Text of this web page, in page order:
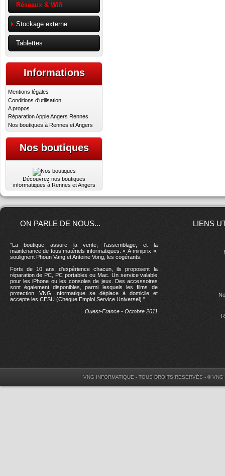
Réseaux & Wifi
Stockage externe
Tablettes
Informations
Mentions légales
Conditions d'utilisation
A propos
Réparation Apple Angers Rennes
Nos boutiques à Rennes et Angers
Nos boutiques
Découvrez nos boutiques
informatiques à Rennes et Angers
ON PARLE DE NOUS...
"La boutique assure la vente, l'assemblage, et la
maintenance de tous matériels informatiques. « À miniprix »,
soulignent Phoun Vang et Antoine Vong, les cogérants.
Forts de 10 ans d'expérience chacun, ils proposent la
réparation de PC, PC portables ou Mac. Un service valable
pour les iPhone ou les consoles de jeux. Des accessoires
sont également disponibles, parmi lesquels les films de
protection. VNG Informatique se déplace à domicile et
accepte les CESU (Chèque Emploi Service Universel)."
Ouest-France - Octobre 2011
LIENS
VNG INFORMATIQUE - TOUS DROITS RÉSERVÉS - ©